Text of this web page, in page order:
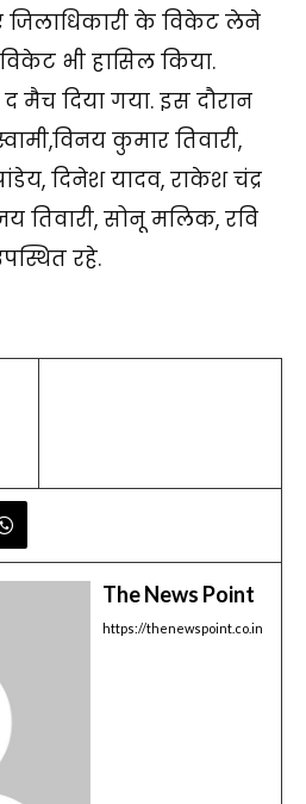
जिलाधिकारी के विकेट लेने
भी हासिल किया.
दिया गया. इस दौरान
कुमार तिवारी,
दिनेश यादव, राकेश चंद्र
तिवारी, सोनू मलिक, रवि
रहे.
The News Point
https://thenewspoint.co.in